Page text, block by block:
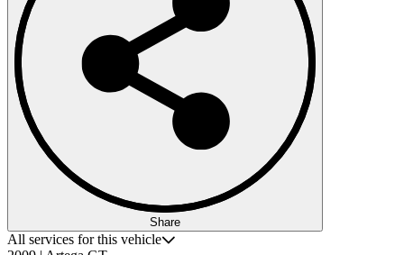
Share
All services for this vehicle